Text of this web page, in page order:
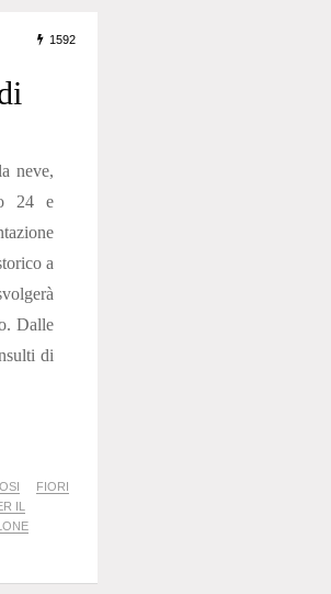
1592
neve,
24 e
a
Dalle
di
FIORI
IL